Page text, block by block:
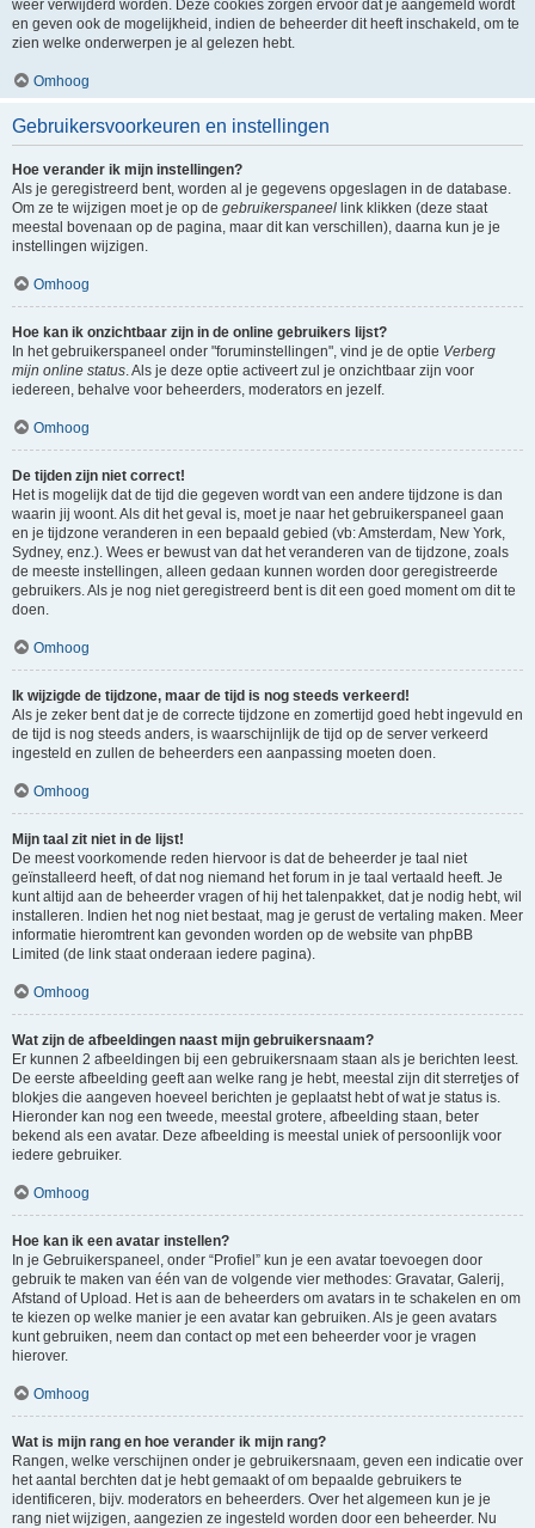
weer verwijderd worden. Deze cookies zorgen ervoor dat je aangemeld wordt
en geven ook de mogelijkheid, indien de beheerder dit heeft inschakeld, om te
zien welke onderwerpen je al gelezen hebt.
Omhoog
Gebruikersvoorkeuren en instellingen
Hoe verander ik mijn instellingen?
Als je geregistreerd bent, worden al je gegevens opgeslagen in de database.
Om ze te wijzigen moet je op de gebruikerspaneel link klikken (deze staat
meestal bovenaan op de pagina, maar dit kan verschillen), daarna kun je je
instellingen wijzigen.
Omhoog
Hoe kan ik onzichtbaar zijn in de online gebruikers lijst?
In het gebruikerspaneel onder "foruminstellingen", vind je de optie Verberg
mijn online status. Als je deze optie activeert zul je onzichtbaar zijn voor
iedereen, behalve voor beheerders, moderators en jezelf.
Omhoog
De tijden zijn niet correct!
Het is mogelijk dat de tijd die gegeven wordt van een andere tijdzone is dan
waarin jij woont. Als dit het geval is, moet je naar het gebruikerspaneel gaan
en je tijdzone veranderen in een bepaald gebied (vb: Amsterdam, New York,
Sydney, enz.). Wees er bewust van dat het veranderen van de tijdzone, zoals
de meeste instellingen, alleen gedaan kunnen worden door geregistreerde
gebruikers. Als je nog niet geregistreerd bent is dit een goed moment om dit te
doen.
Omhoog
Ik wijzigde de tijdzone, maar de tijd is nog steeds verkeerd!
Als je zeker bent dat je de correcte tijdzone en zomertijd goed hebt ingevuld en
de tijd is nog steeds anders, is waarschijnlijk de tijd op de server verkeerd
ingesteld en zullen de beheerders een aanpassing moeten doen.
Omhoog
Mijn taal zit niet in de lijst!
De meest voorkomende reden hiervoor is dat de beheerder je taal niet
geïnstalleerd heeft, of dat nog niemand het forum in je taal vertaald heeft. Je
kunt altijd aan de beheerder vragen of hij het talenpakket, dat je nodig hebt, wil
installeren. Indien het nog niet bestaat, mag je gerust de vertaling maken. Meer
informatie hieromtrent kan gevonden worden op de website van phpBB
Limited (de link staat onderaan iedere pagina).
Omhoog
Wat zijn de afbeeldingen naast mijn gebruikersnaam?
Er kunnen 2 afbeeldingen bij een gebruikersnaam staan als je berichten leest.
De eerste afbeelding geeft aan welke rang je hebt, meestal zijn dit sterretjes of
blokjes die aangeven hoeveel berichten je geplaatst hebt of wat je status is.
Hieronder kan nog een tweede, meestal grotere, afbeelding staan, beter
bekend als een avatar. Deze afbeelding is meestal uniek of persoonlijk voor
iedere gebruiker.
Omhoog
Hoe kan ik een avatar instellen?
In je Gebruikerspaneel, onder “Profiel” kun je een avatar toevoegen door
gebruik te maken van één van de volgende vier methodes: Gravatar, Galerij,
Afstand of Upload. Het is aan de beheerders om avatars in te schakelen en om
te kiezen op welke manier je een avatar kan gebruiken. Als je geen avatars
kunt gebruiken, neem dan contact op met een beheerder voor je vragen
hierover.
Omhoog
Wat is mijn rang en hoe verander ik mijn rang?
Rangen, welke verschijnen onder je gebruikersnaam, geven een indicatie over
het aantal berchten dat je hebt gemaakt of om bepaalde gebruikers te
identificeren, bijv. moderators en beheerders. Over het algemeen kun je je
rang niet wijzigen, aangezien ze ingesteld worden door een beheerder. Nu